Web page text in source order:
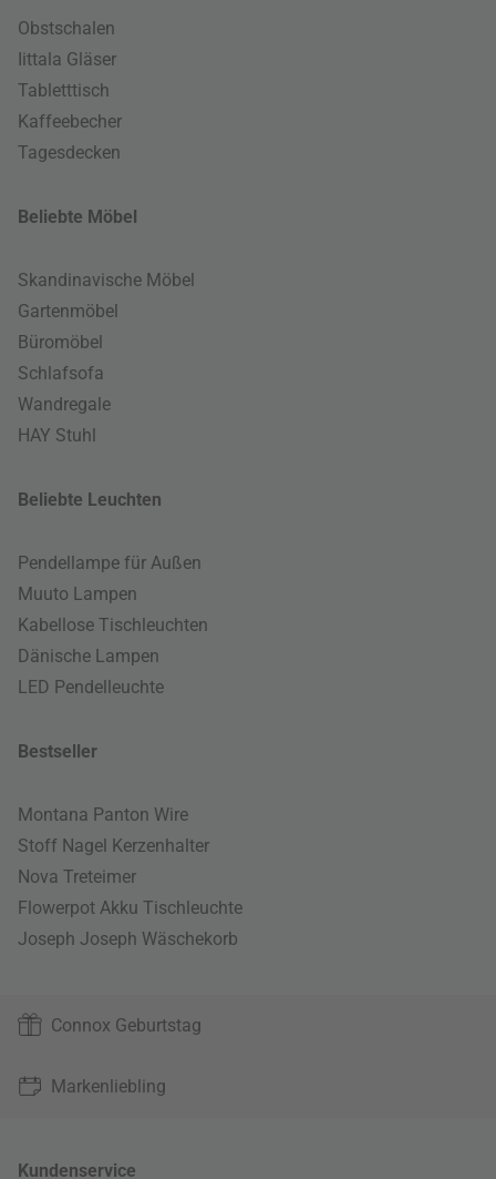
Obstschalen
Iittala Gläser
Tabletttisch
Kaffeebecher
Tagesdecken
Beliebte Möbel
Skandinavische Möbel
Gartenmöbel
Büromöbel
Schlafsofa
Wandregale
HAY Stuhl
Beliebte Leuchten
Pendellampe für Außen
Muuto Lampen
Kabellose Tischleuchten
Dänische Lampen
LED Pendelleuchte
Bestseller
Montana Panton Wire
Stoff Nagel Kerzenhalter
Nova Treteimer
Flowerpot Akku Tischleuchte
Joseph Joseph Wäschekorb
Connox Geburtstag
Markenliebling
Kundenservice